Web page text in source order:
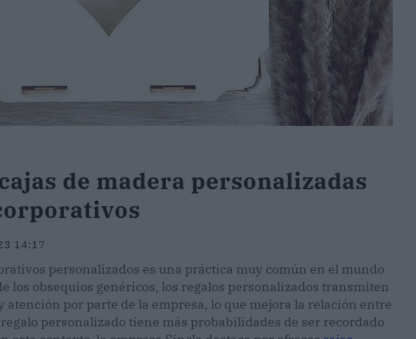
de madera personalizadas
14:17
personalizados es una práctica muy común en el mundo
los obsequios genéricos, los regalos personalizados transmiten
atención por parte de la empresa, lo que mejora la relación entre
personalizado tiene más probabilidades de ser recordado